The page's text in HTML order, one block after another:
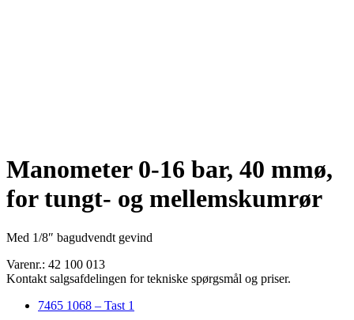
Manometer 0-16 bar, 40 mmø,
for tungt- og mellemskumrør
Med 1/8″ bagudvendt gevind
Varenr.: 42 100 013
Kontakt salgsafdelingen for tekniske spørgsmål og priser.
7465 1068 – Tast 1